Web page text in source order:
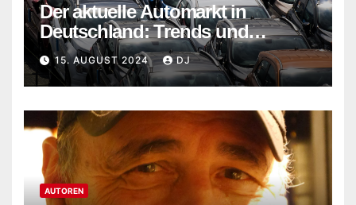
Der aktuelle Automarkt in
Deutschland: Trends und
Entwicklungen im Jahr 2024
15. AUGUST 2024 DJ
AUTOREN